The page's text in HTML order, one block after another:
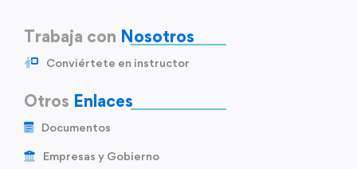
Trabaja con Nosotros
Conviértete en instructor
Otros Enlaces
Documentos
Empresas y Gobierno